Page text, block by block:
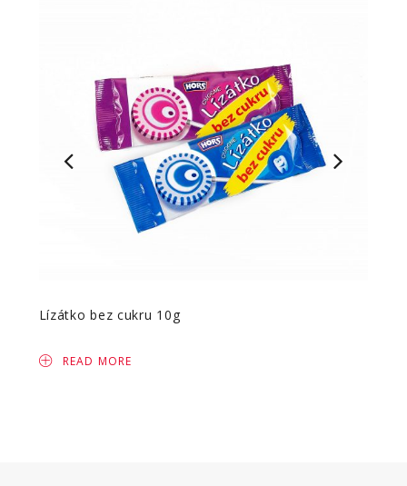
Lízátko bez cukru 10g
READ MORE